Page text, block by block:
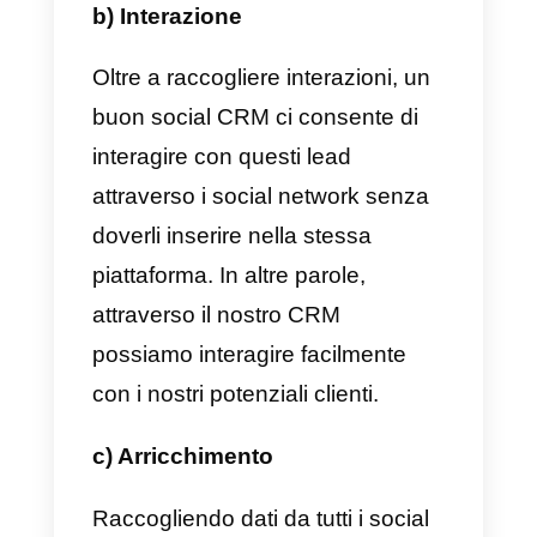
giusto per la nostra
azienda?
Non è insolito che a un certo
punto tu ti ponga questa
domanda. Senza dubbio, ci sono
molte soluzioni che si chiamano
social CRM. Tuttavia, non tutti
fanno ciò che promettono.
Bisogna quindi comprendere